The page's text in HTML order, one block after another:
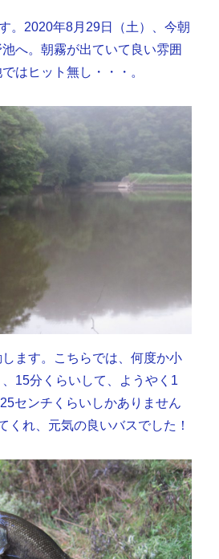
。2020年8月29日（土）、今朝
へ。朝霧が出ていて良い雰囲
はヒット無し・・・。
ます。こちらでは、何度か小
15分くらいして、ようやく1
ンチくらいしかありません
くれ、元気の良いバスでした！